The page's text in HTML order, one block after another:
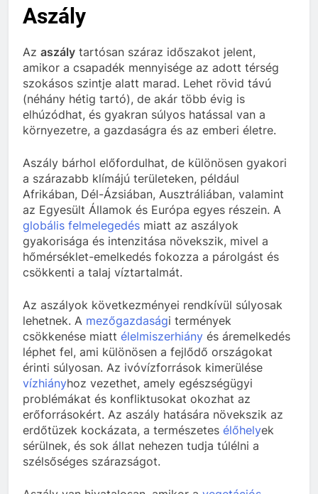
Aszály
Az aszály tartósan száraz időszakot jelent,
amikor a csapadék mennyisége az adott térség
szokásos szintje alatt marad. Lehet rövid távú
(néhány hétig tartó), de akár több évig is
elhúzódhat, és gyakran súlyos hatással van a
környezetre, a gazdaságra és az emberi életre.
Aszály bárhol előfordulhat, de különösen gyakori
a szárazabb klímájú területeken, például
Afrikában, Dél-Ázsiában, Ausztráliában, valamint
az Egyesült Államok és Európa egyes részein. A
globális felmelegedés miatt az aszályok
gyakorisága és intenzitása növekszik, mivel a
hőmérséklet-emelkedés fokozza a párolgást és
csökkenti a talaj víztartalmát.
Az aszályok következményei rendkívül súlyosak
lehetnek. A mezőgazdasági termények
csökkenése miatt élelmiszerhiány és áremelkedés
léphet fel, ami különösen a fejlődő országokat
érinti súlyosan. Az ivóvízforrások kimerülése
vízhiányhoz vezethet, amely egészségügyi
problémákat és konfliktusokat okozhat az
erőforrásokért. Az aszály hatására növekszik az
erdőtüzek kockázata, a természetes élőhelyek
sérülnek, és sok állat nehezen tudja túlélni a
szélsőséges szárazságot.